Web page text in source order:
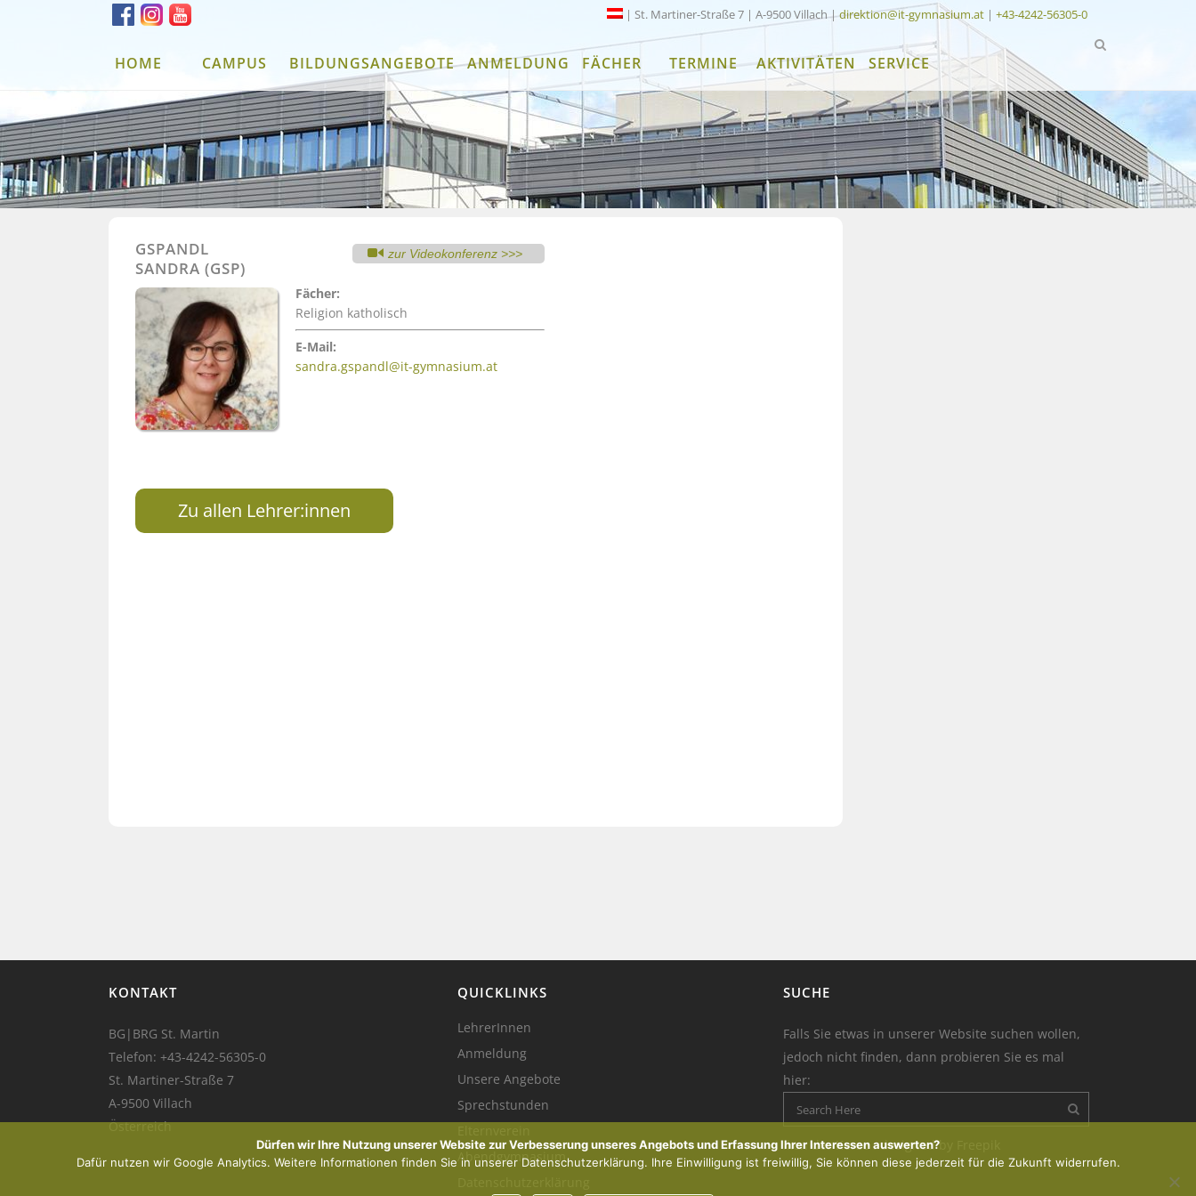
| St. Martiner-Straße 7 | A-9500 Villach |direktion@it-gymnasium.at | +43-4242-56305-0
HOME CAMPUS BILDUNGSANGEBOTE ANMELDUNG FÄCHER TERMINE AKTIVITÄTEN SERVICE
GSPANDL
SANDRA (GSP)
zur Videokonferenz >>>
Fächer:
Religion katholisch
E-Mail:
sandra.gspandl@it-gymnasium.at
Zu allen Lehrer:innen
KONTAKT
BG|BRG St. Martin
Telefon: +43-4242-56305-0
St. Martiner-Straße 7
A-9500 Villach
Österreich
QUICKLINKS
LehrerInnen
Anmeldung
Unsere Angebote
Sprechstunden
Abendgymnasium
SUCHE
Falls Sie etwas in unserer Website suchen wollen,
jedoch nicht finden, dann probieren Sie es mal
hier:
Ikon der Kerze : designed by Freepik
Dürfen wir Ihre Nutzung unserer Website zur Verbesserung unseres Angebots und Erfassung Ihrer Interessen auswerten?
Dafür nutzen wir Google Analytics. Weitere Informationen finden Sie in unserer Datenschutzerklärung. Ihre Einwilligung ist freiwillig, Sie können diese jederzeit für die Zukunft widerrufen.